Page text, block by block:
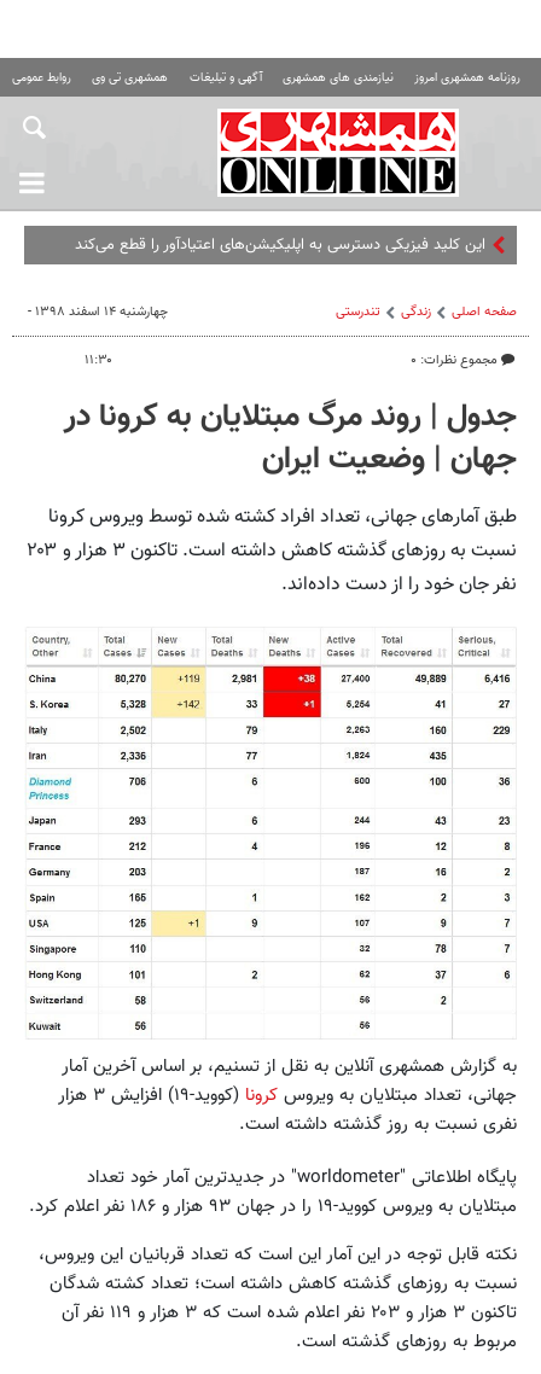
روزنامه همشهری امروز نیازمندی های همشهری آگهی و تبلیغات همشهری تی وی روابط عمومی
این کلید فیزیکی دسترسی به اپلیکیشن‌های اعتیادآور را قطع می‌کند
صفحه اصلی زندگی تندرستی
مجموع نظرات: ۰
چهارشنبه ۱۴ اسفند ۱۳۹۸ -
۱۱:۳۰
جدول | روند مرگ مبتلایان به کرونا در
جهان | وضعیت ایران
طبق آمارهای جهانی، تعداد افراد کشته شده توسط ویروس کرونا
نسبت به روزهای گذشته کاهش داشته است. تاکنون ۳ هزار و ۲۰۳
نفر جان خود را از دست داده‌اند.
به گزارش همشهری آنلاین به نقل از تسنیم، بر اساس آخرین آمار
جهانی، تعداد مبتلایان به ویروس کرونا
(کووید-۱۹) افزایش ۳ هزار
نفری نسبت به روز گذشته داشته است.
پایگاه اطلاعاتی "worldometer" در جدیدترین آمار خود تعداد
مبتلایان به ویروس کووید-۱۹ را در جهان ۹۳ هزار و ۱۸۶ نفر اعلام کرد.
نکته قابل توجه در این آمار این است که تعداد قربانیان این ویروس،
نسبت به روزهای گذشته کاهش داشته است؛ تعداد کشته شدگان
تاکنون ۳ هزار و ۲۰۳ نفر اعلام شده است که ۳ هزار و ۱۱۹ نفر آن
مربوط به روزهای گذشته است.